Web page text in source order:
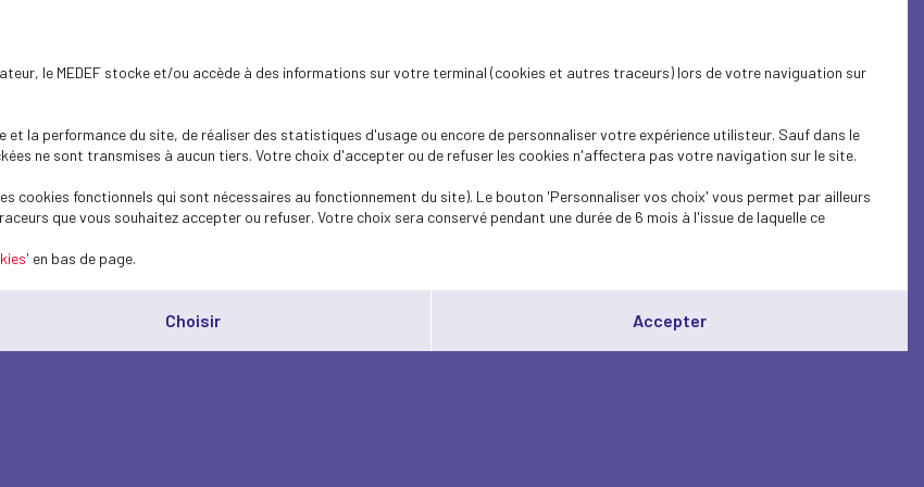
le MEDEF stocke et/ou accède à des informations sur votre terminal (cookies et autres traceurs) lors de votre naviguation sur
et la performance du site, de réaliser des statistiques d'usage ou encore de personnaliser votre expérience utilisteur. Sauf dans le
ne sont transmises à aucun tiers. Votre choix d'accepter ou de refuser les cookies n'affectera pas votre navigation sur le site.
cookies fonctionnels qui sont nécessaires au fonctionnement du site). Le bouton 'Personnaliser vos choix' vous permet par ailleurs
que vous souhaitez accepter ou refuser. Votre choix sera conservé pendant une durée de 6 mois à l'issue de laquelle ce
en bas de page.
Choisir Accepter